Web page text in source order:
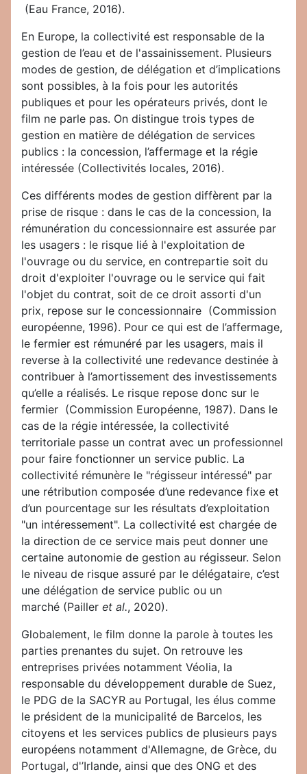
(Eau France, 2016).
En Europe, la collectivité est responsable de la
gestion de l’eau et de l'assainissement. Plusieurs
modes de gestion, de délégation et d’implications
sont possibles, à la fois pour les autorités
publiques et pour les opérateurs privés, dont le
film ne parle pas. On distingue trois types de
gestion en matière de délégation de services
publics : la concession, l’affermage et la régie
intéressée (Collectivités locales, 2016).
Ces différents modes de gestion diffèrent par la
prise de risque : dans le cas de la concession, la
rémunération du concessionnaire est assurée par
les usagers : le risque lié à l'exploitation de
l'ouvrage ou du service, en contrepartie soit du
droit d'exploiter l'ouvrage ou le service qui fait
l'objet du contrat, soit de ce droit assorti d'un
prix, repose sur le concessionnaire (Commission
européenne, 1996). Pour ce qui est de l’affermage,
le fermier est rémunéré par les usagers, mais il
reverse à la collectivité une redevance destinée à
contribuer à l’amortissement des investissements
qu’elle a réalisés. Le risque repose donc sur le
fermier (Commission Européenne, 1987). Dans le
cas de la régie intéressée, la collectivité
territoriale passe un contrat avec un professionnel
pour faire fonctionner un service public. La
collectivité rémunère le "régisseur intéressé" par
une rétribution composée d’une redevance fixe et
d’un pourcentage sur les résultats d’exploitation
"un intéressement". La collectivité est chargée de
la direction de ce service mais peut donner une
certaine autonomie de gestion au régisseur. Selon
le niveau de risque assuré par le délégataire, c’est
une délégation de service public ou un
marché (Pailler et al., 2020).
Globalement, le film donne la parole à toutes les
parties prenantes du sujet. On retrouve les
entreprises privées notamment Véolia, la
responsable du développement durable de Suez,
le PDG de la SACYR au Portugal, les élus comme
le président de la municipalité de Barcelos, les
citoyens et les services publics de plusieurs pays
européens notamment d'Allemagne, de Grèce, du
Portugal, d'’Irlande, ainsi que des ONG et des